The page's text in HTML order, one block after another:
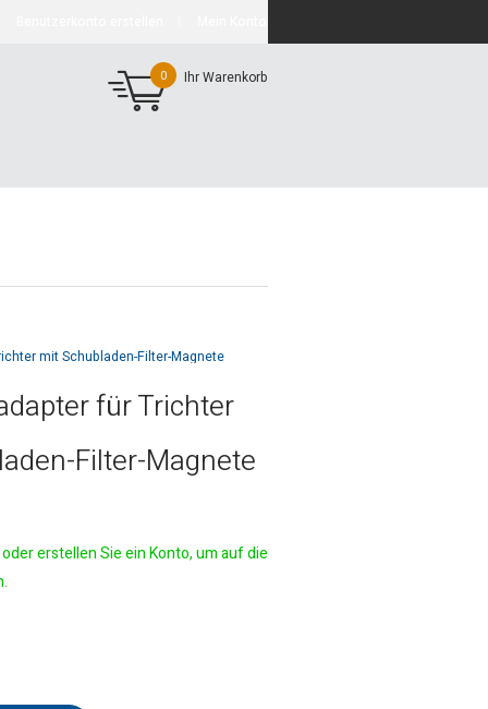
0 Ihr Warenkorb
mit Schubladen-Filter-Magnete
für Trichter
Filter-Magnete
erstellen Sie ein Konto, um auf die